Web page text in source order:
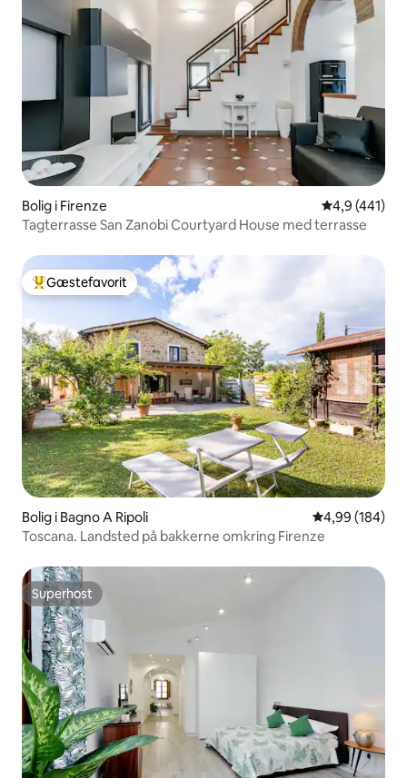
Bolig i Firenze 4,9 ud af 5 i
4,9 (441)
Tagterrasse San Zanobi Courtyard House med terrasse
Bedste gæstefavorit
Gæstefavorit
Bolig i Bagno A Ripoli 4,99 ud af 5 i
4,99 (184)
Toscana. Landsted på bakkerne omkring Firenze
Superhost
Superhost